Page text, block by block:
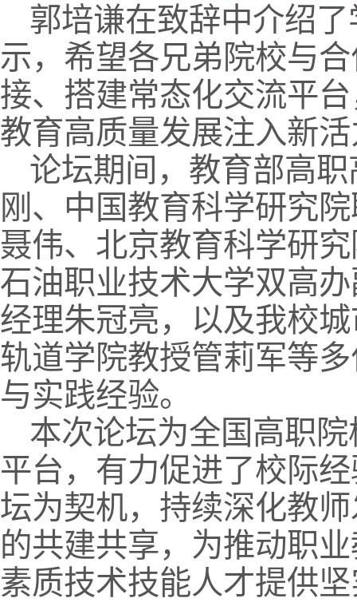
郭培谦在致辞中介绍
示，希望各兄弟院校与
接、搭建常态化交流平
教育高质量发展注入新
论坛期间，教育部高
刚、中国教育科学研究
聂伟、北京教育科学研
石油职业技术大学双高
经理朱冠亮，以及我校
轨道学院教授管莉军等
与实践经验。
本次论坛为全国高职
平台，有力促进了校际
坛为契机，持续深化教
的共建共享，为推动职
素质技术技能人才提供